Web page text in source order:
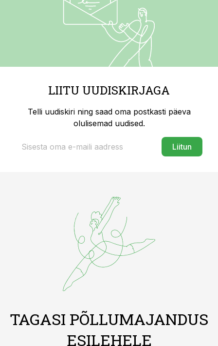
LIITU UUDISKIRJAGA
Telli uudiskiri ning saad oma postkasti päeva
olulisemad uudised.
Liitun
TAGASI PÕLLUMAJANDUS
ESILEHELE